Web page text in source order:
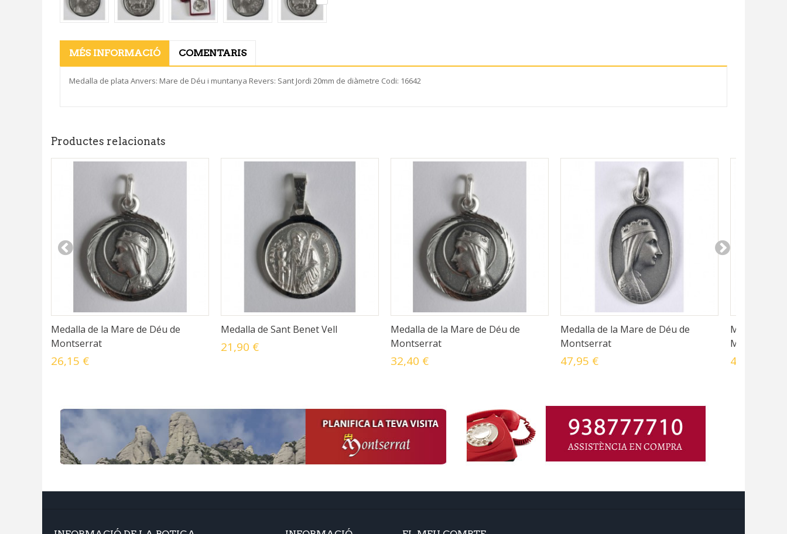
MÉS INFORMACIÓ COMENTARIS
Medalla de plata Anvers: Mare de Déu i muntanya Revers: Sant Jordi 20mm de diàmetre Codi: 16642
Productes relacionats
Medalla de la Mare de Déu de
Montserrat
26,15 €
Medalla de Sant Benet Vell
21,90 €
Medalla de la Mare de Déu de
Montserrat
32,40 €
Medalla de la Mare de Déu de
Montserrat
47,95 €
Medalla de
Montserrat
42,90 €